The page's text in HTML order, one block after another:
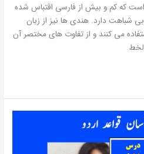
است که کم و بیش از فارسی اقتباس شده
شباهت دارد. هندی ها نیز از زبان
می کنند و از تفاوت های مختصر آن